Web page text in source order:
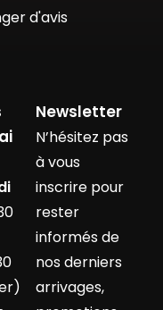
d'avis
Newsletter
N’hésitez pas
à vous
inscrire pour
rester
informés de
nos derniers
arrivages,